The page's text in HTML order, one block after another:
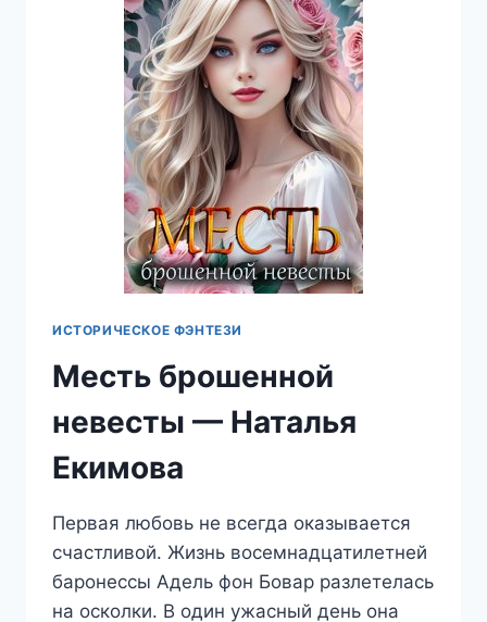
ИСТОРИЧЕСКОЕ ФЭНТЕЗИ
Месть брошенной
невесты — Наталья
Екимова
Первая любовь не всегда оказывается
счастливой. Жизнь восемнадцатилетней
баронессы Адель фон Бовар разлетелась
на осколки. В один ужасный день она